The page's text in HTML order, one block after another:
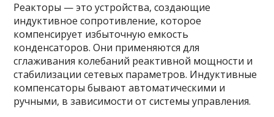
Реакторы — это устройства, создающие
индуктивное сопротивление, которое
компенсирует избыточную емкость
конденсаторов. Они применяются для
сглаживания колебаний реактивной мощности и
стабилизации сетевых параметров. Индуктивные
компенсаторы бывают автоматическими и
ручными, в зависимости от системы управления.